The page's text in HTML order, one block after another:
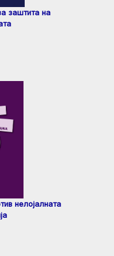
заштита на
нелојалната